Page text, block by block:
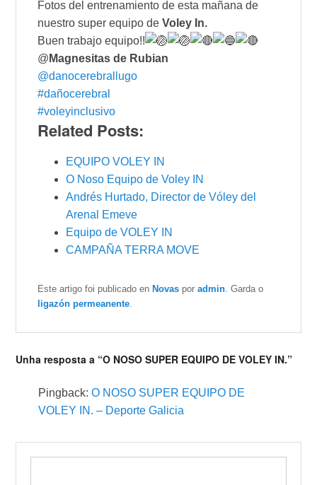
Fotos del entrenamiento de esta mañana de
nuestro super equipo deVoley In.
Buen trabajo equipo!!
@ Magnesitas de Rubian
@danocerebrallugo
#dañocerebral
#voleyinclusivo
Related Posts:
EQUIPO VOLEY IN
O Noso Equipo de Voley IN
Andrés Hurtado, Director de Vóley del
Arenal Emeve
Equipo de VOLEY IN
CAMPAÑA TERRA MOVE
Este artigo foi publicado en Novas poradmin . Garda o
ligazón permeanente
Unha resposta a “O NOSO SUPER EQUIPO DE VOLEY IN.”
Pingback:O NOSO SUPER EQUIPO DE
VOLEY IN. – Deporte Galicia